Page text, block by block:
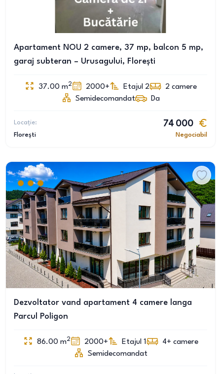
Apartament NOU 2 camere, 37 mp, balcon 5 mp,
garaj subteran – Urusagului, Florești
37.00 m2 2000+ Etajul 2 2 camere
Semidecomandat
Da
Locație:
Florești
74 000
Negociabil
Dezvoltator vand apartament 4 camere langa
Parcul Poligon
86.00 m2 2000+ Etajul 1 4+ camere
Semidecomandat